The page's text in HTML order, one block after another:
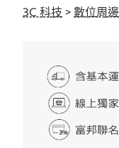
3C 科技 > 數位周邊